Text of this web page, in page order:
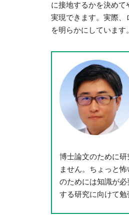
に接地するかを決め
実現できます。実際、
を明らかにしています。
博士論文のために
ません。ちょっと
のためには知識が
する研究に向けて勉